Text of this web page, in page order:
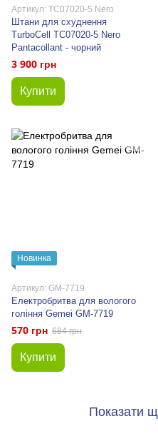
Артикул: TC07020-5 Nero
Штани для схуднення
TurboCell TC07020-5 Nero
Pantacollant - чорний
3 900 грн
Купити
Новинка
Артикул: GM-7719
Електробритва для вологого
гоління Gemei GM-7719
570 грн 684 грн
Купити
Показати